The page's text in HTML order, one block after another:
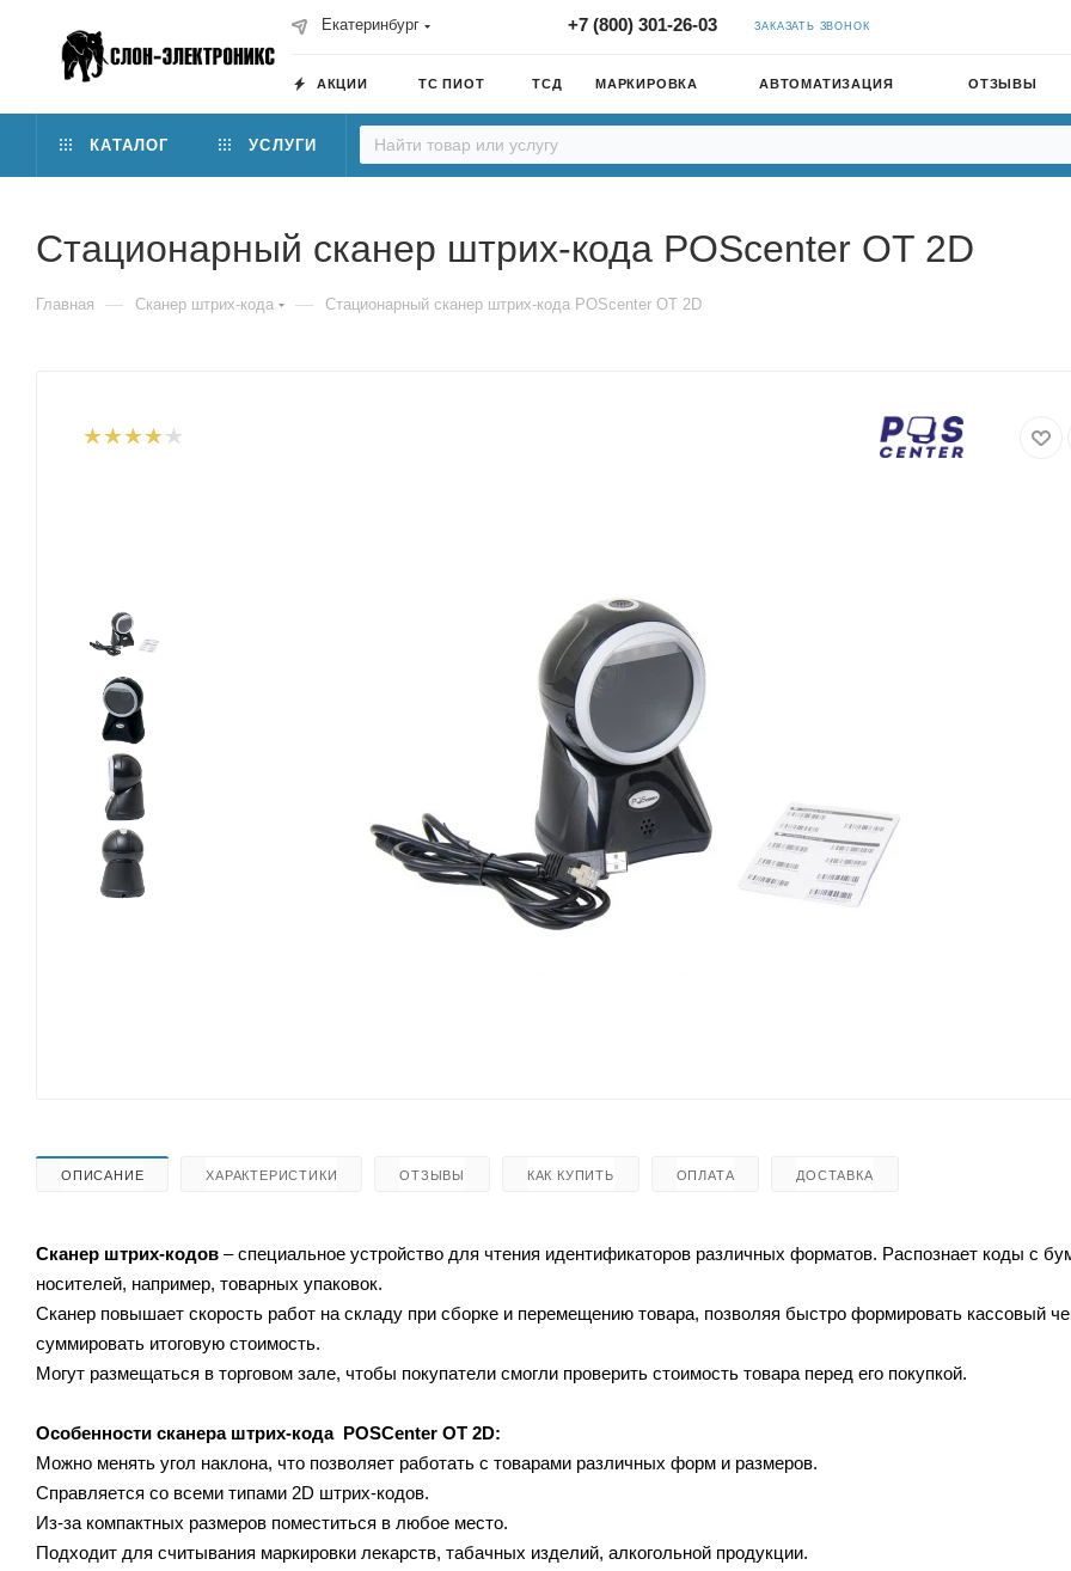
Екатеринбург +7 (800) 301-26-03 ЗАКАЗАТЬ ЗВОНОК
АКЦИИ ТС ПИОТ ТСД МАРКИРОВКА АВТОМАТИЗАЦИЯ ОТЗЫВЫ
КАТАЛОГ УСЛУГИ
Стационарный сканер штрих-кода POScenter OT 2D
Главная — Сканер штрих-кода — Стационарный сканер штрих-кода POScenter OT 2D
ОПИСАНИЕ ХАРАКТЕРИСТИКИ ОТЗЫВЫ КАК КУПИТЬ ОПЛАТА ДОСТАВКА
Сканер штрих-кодов – специальное устройство для чтения идентификаторов различных форматов. Распознает коды с
носителей, например, товарных упаковок.
Сканер повышает скорость работ на складу при сборке и перемещению товара, позволяя быстро формировать кассовый
суммировать итоговую стоимость.
Могут размещаться в торговом зале, чтобы покупатели смогли проверить стоимость товара перед его покупкой.
Особенности сканера штрих-кода POSCenter OT 2D:
Можно менять угол наклона, что позволяет работать с товарами различных форм и размеров.
Справляется со всеми типами 2D штрих-кодов.
Из-за компактных размеров поместиться в любое место.
Подходит для считывания маркировки лекарств, табачных изделий, алкогольной продукции.